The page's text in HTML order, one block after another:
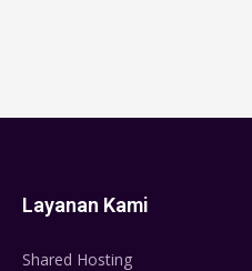
Layanan Kami
Shared Hosting